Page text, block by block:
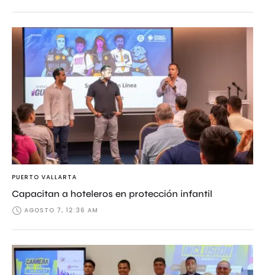
PUERTO VALLARTA
Capacitan a hoteleros en protección infantil
AGOSTO 7, 12:36 AM